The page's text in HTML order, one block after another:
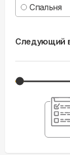
Спальня
Следующий